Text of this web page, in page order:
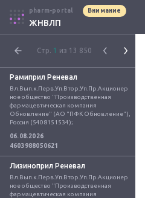
pharm-portal Внимание
ЖНВЛП
Стр. 1 из 13 850
Рамиприл Реневал
Вл.Вып.к.Перв.Уп.Втор.Уп.Пр.Акционер
ное общество "Производственная
фармацевтическая компания
Обновление" (АО "ПФК Обновление"),
Россия (5408151534);
06.08.2026
4603988050621
Лизиноприл Реневал
Вл.Вып.к.Перв.Уп.Втор.Уп.Пр.Акционер
ное общество "Производственная
фармацевтическая компания